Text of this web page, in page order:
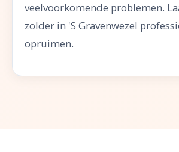
veelvoorkomende problemen.
zolder in 'S Gravenwezel
opruimen.